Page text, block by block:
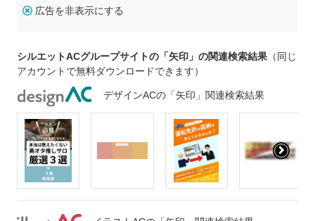
広告を非表示にする
シルエットACグループサイトの「矢印」の関連検索結果 （同じ
アカウントで無料ダウンロードできます）
デザインACの「矢印」関連検索結果